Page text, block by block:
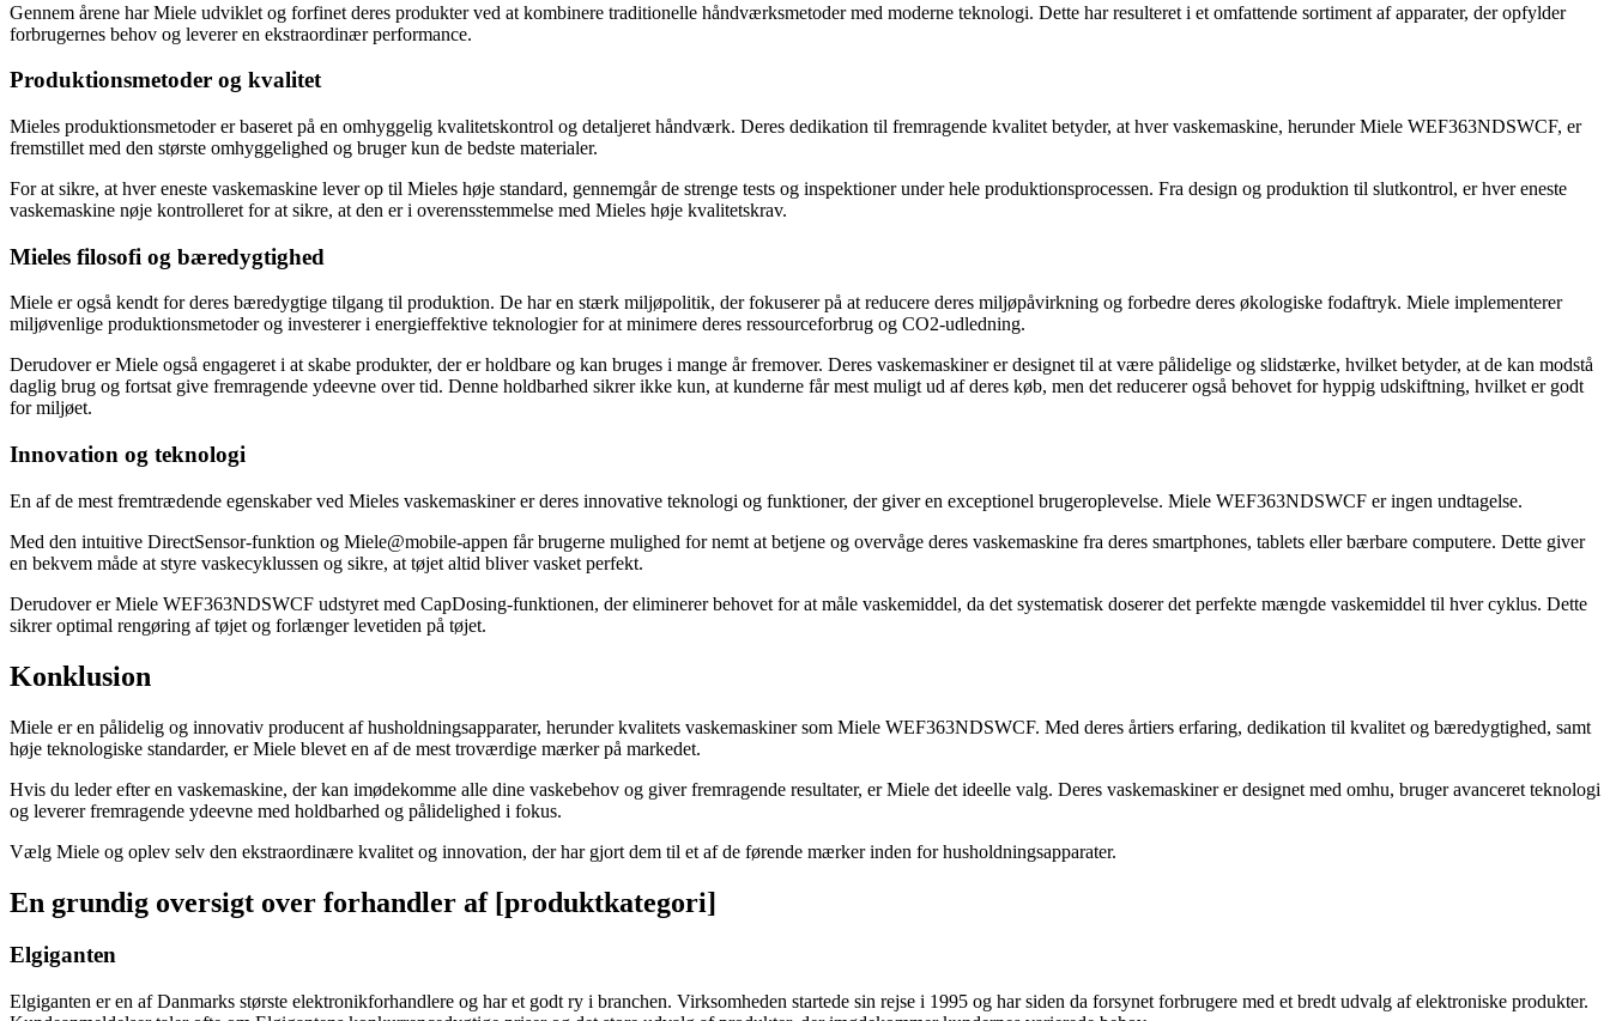
Gennem årene har Miele udviklet og forfinet deres produkter ved at kombinere traditionelle håndværksmetoder med moderne teknologi. Dette har resulteret i et omfattende sortiment af apparater, der opfylder
forbrugernes behov og leverer en ekstraordinær performance.
Produktionsmetoder og kvalitet
Mieles produktionsmetoder er baseret på en omhyggelig kvalitetskontrol og detaljeret håndværk. Deres dedikation til fremragende kvalitet betyder, at hver vaskemaskine, herunder Miele WEF363NDSWCF, er
fremstillet med den største omhyggelighed og bruger kun de bedste materialer.
For at sikre, at hver eneste vaskemaskine lever op til Mieles høje standard, gennemgår de strenge tests og inspektioner under hele produktionsprocessen. Fra design og produktion til slutkontrol, er hver eneste
vaskemaskine nøje kontrolleret for at sikre, at den er i overensstemmelse med Mieles høje kvalitetskrav.
Mieles filosofi og bæredygtighed
Miele er også kendt for deres bæredygtige tilgang til produktion. De har en stærk miljøpolitik, der fokuserer på at reducere deres miljøpåvirkning og forbedre deres økologiske fodaftryk. Miele implementerer
miljøvenlige produktionsmetoder og investerer i energieffektive teknologier for at minimere deres ressourceforbrug og CO2-udledning.
Derudover er Miele også engageret i at skabe produkter, der er holdbare og kan bruges i mange år fremover. Deres vaskemaskiner er designet til at være pålidelige og slidstærke, hvilket betyder, at de kan modstå
daglig brug og fortsat give fremragende ydeevne over tid. Denne holdbarhed sikrer ikke kun, at kunderne får mest muligt ud af deres køb, men det reducerer også behovet for hyppig udskiftning, hvilket er godt
for miljøet.
Innovation og teknologi
En af de mest fremtrædende egenskaber ved Mieles vaskemaskiner er deres innovative teknologi og funktioner, der giver en exceptionel brugeroplevelse. Miele WEF363NDSWCF er ingen undtagelse.
Med den intuitive DirectSensor-funktion og Miele@mobile-appen får brugerne mulighed for nemt at betjene og overvåge deres vaskemaskine fra deres smartphones, tablets eller bærbare computere. Dette giver
en bekvem måde at styre vaskecyklussen og sikre, at tøjet altid bliver vasket perfekt.
Derudover er Miele WEF363NDSWCF udstyret med CapDosing-funktionen, der eliminerer behovet for at måle vaskemiddel, da det systematisk doserer det perfekte mængde vaskemiddel til hver cyklus. Dette
sikrer optimal rengøring af tøjet og forlænger levetiden på tøjet.
Konklusion
Miele er en pålidelig og innovativ producent af husholdningsapparater, herunder kvalitets vaskemaskiner som Miele WEF363NDSWCF. Med deres årtiers erfaring, dedikation til kvalitet og bæredygtighed, samt
høje teknologiske standarder, er Miele blevet en af de mest troværdige mærker på markedet.
Hvis du leder efter en vaskemaskine, der kan imødekomme alle dine vaskebehov og giver fremragende resultater, er Miele det ideelle valg. Deres vaskemaskiner er designet med omhu, bruger avanceret teknologi
og leverer fremragende ydeevne med holdbarhed og pålidelighed i fokus.
Vælg Miele og oplev selv den ekstraordinære kvalitet og innovation, der har gjort dem til et af de førende mærker inden for husholdningsapparater.
En grundig oversigt over forhandler af [produktkategori]
Elgiganten
Elgiganten er en af Danmarks største elektronikforhandlere og har et godt ry i branchen. Virksomheden startede sin rejse i 1995 og har siden da forsynet forbrugere med et bredt udvalg af elektroniske produkter.